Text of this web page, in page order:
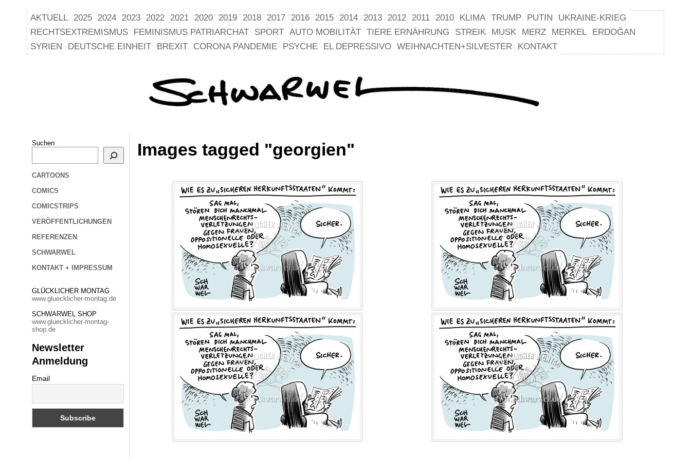
AKTUELL 2025 2024 2023 2022 2021 2020 2019 2018 2017 2016 2015 2014 2013 2012 2011 2010 KLIMA TRUMP PUTIN
UKRAINE-KRIEG
RECHTSEXTREMISMUS
FEMINISMUS PATRIARCHAT SPORT AUTO MOBILITÄT TIERE ERNÄHRUNG STREIK MUSK MERZ MERKEL
ERDOĞAN
SYRIEN
DEUTSCHE EINHEIT BREXIT CORONA PANDEMIE PSYCHE EL DEPRESSIVO WEIHNACHTEN+SILVESTER KONTAKT
Suchen
CARTOONS
COMICS
COMICSTRIPS
VERÖFFENTLICHUNGEN
REFERENZEN
SCHWARWEL
KONTAKT + IMPRESSUM
GLÜCKLICHER MONTAG
www.gluecklicher-montag.de
SCHWARWEL SHOP
www.gluecklicher-montag-
shop.de
Newsletter
Anmeldung
Email
Images tagged "georgien"